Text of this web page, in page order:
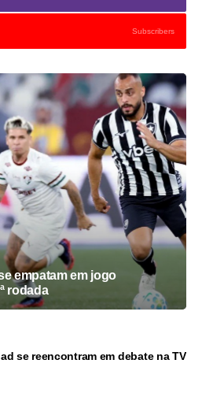
Subscribers
empatam em jogo
rodada
se reencontram em debate na TV